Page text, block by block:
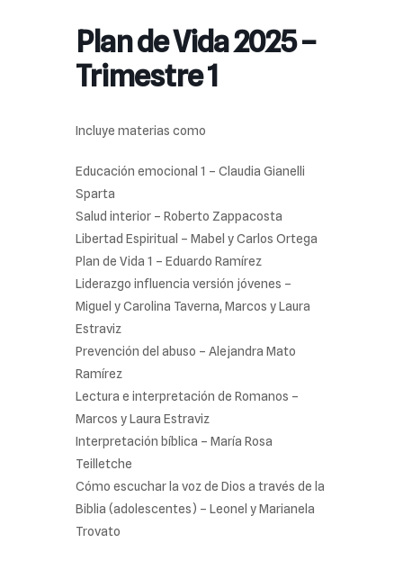
Plan de Vida 2025 –
Trimestre 1
Incluye materias como
Educación emocional 1 – Claudia Gianelli
Sparta
Salud interior – Roberto Zappacosta
Libertad Espiritual – Mabel y Carlos Ortega
Plan de Vida 1 – Eduardo Ramírez
Liderazgo influencia versión jóvenes –
Miguel y Carolina Taverna, Marcos y Laura
Estraviz
Prevención del abuso – Alejandra Mato
Ramírez
Lectura e interpretación de Romanos –
Marcos y Laura Estraviz
Interpretación bíblica – María Rosa
Teilletche
Cómo escuchar la voz de Dios a través de la
Biblia (adolescentes) – Leonel y Marianela
Trovato